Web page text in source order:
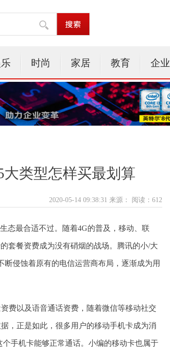
时尚 家居 教育 企业
类型怎样买最划算
2020-05-14 09:38:31 来源： 阅读：612
态最合适不过。随着4G的普及，移动、联
套餐资费成为没有硝烟的战场。腾讯的小/大
侵蚀着原有的电信运营商布局，逐渐成为用
费以及语音通话资费，随着微信等移动社交
，正是如此，很多用户的移动手机卡成为消
个手机卡能够正常通话。小编的移动卡也属于